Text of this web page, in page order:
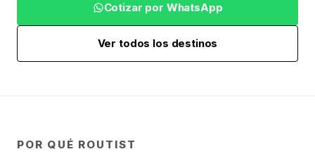
Cotizar por WhatsApp
Ver todos los destinos
POR QUÉ ROUTIST